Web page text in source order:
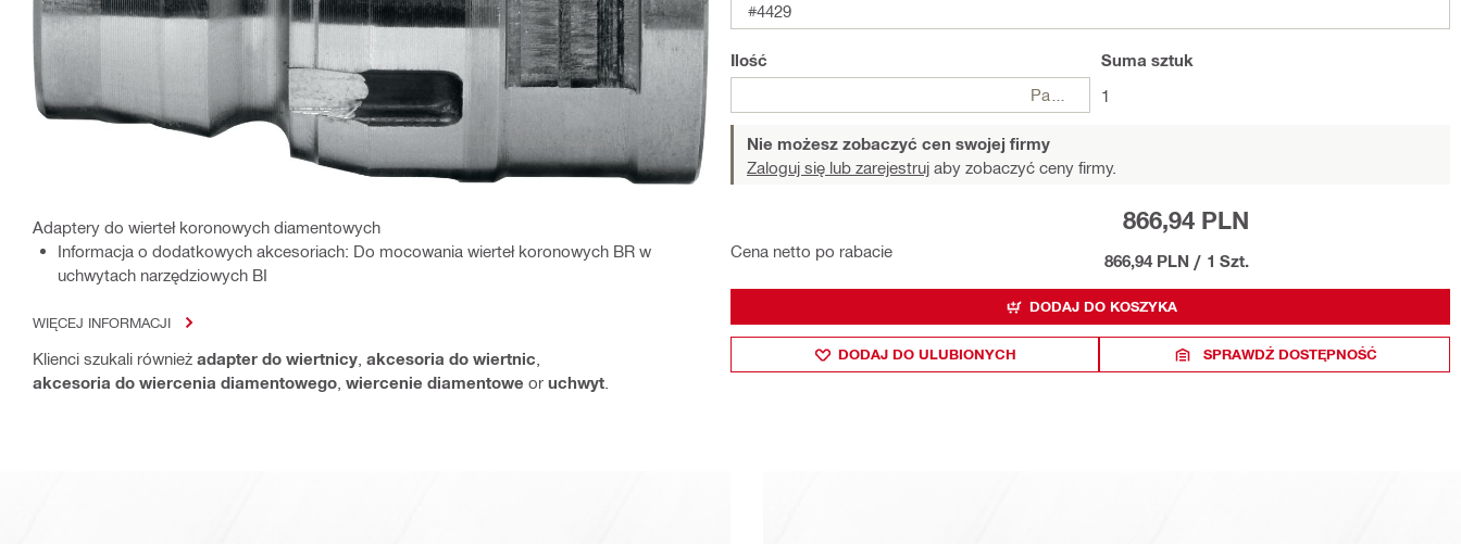
Adaptery do wierteł koronowych diamentowych
Informacja o dodatkowych akcesoriach: Do mocowania wierteł koronowych BR w
uchwytach narzędziowych BI
WIĘCEJ INFORMACJI
Klienci szukali również adapter do wiertnicy akcesoria do wiertnic
akcesoria do wiercenia diamentowego wiercenie diamentowe or uchwyt
#4429
Ilość
Suma sztuk
1
Nie możesz zobaczyć cen swojej firmy
Zaloguj się lub zarejestruj aby zobaczyć ceny firmy.
Cena netto po rabacie
866,94 PLN
866,94 PLN / 1 Szt.
DODAJ DO KOSZYKA
DODAJ DO ULUBIONYCH SPRAWDŹ DOSTĘPNOŚĆ